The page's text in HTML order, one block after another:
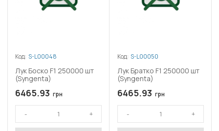
Код: S-L00048
Лук Боско F1 250000 шт
(Syngenta)
6465.93 грн
Код: S-L00050
Лук Братко F1 250000 шт
(Syngenta)
6465.93 грн